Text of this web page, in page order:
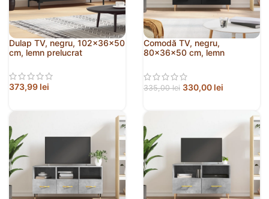
Dulap TV, negru, 102x36x50
cm, lemn prelucrat
373,99 lei
Comodă TV, negru,
80x36x50 cm, lemn
335,00lei 330,00 lei